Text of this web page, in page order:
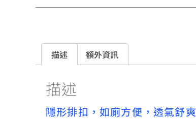
描述 額外資訊
描述
隱形排扣，如廁方便，透氣舒爽